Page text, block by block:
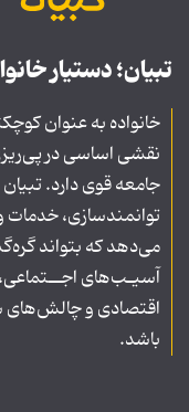
تبیان؛ دستیار
خانواده به عنوان
نقشی اساسی در
جامعه قوی دارد.
توانمندسازی، خدمات و
می‌دهد که بتواند
آسیـب‌های
اقتصادی و چالش‌های
باشد.